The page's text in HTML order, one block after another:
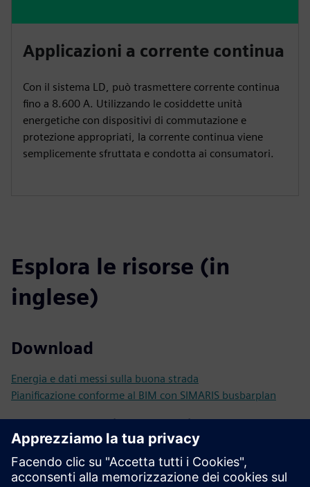
Applicazioni a corrente continua
Con il sistema LD, può trasmettere corrente continua
fino a 8.600 A. Utilizzando le cosiddette unità
energetiche con dispositivi di commutazione e
protezione appropriati, la corrente continua viene
semplicemente sfruttata e condotta ai consumatori.
Esplora le risorse (in
inglese)
Download
Energia e dati messi sulla buona strada
Pianificazione conforme al BIM con SIMARIS busbarplan
Documentazione tecnica e
strumenti
Documentazione tecnica